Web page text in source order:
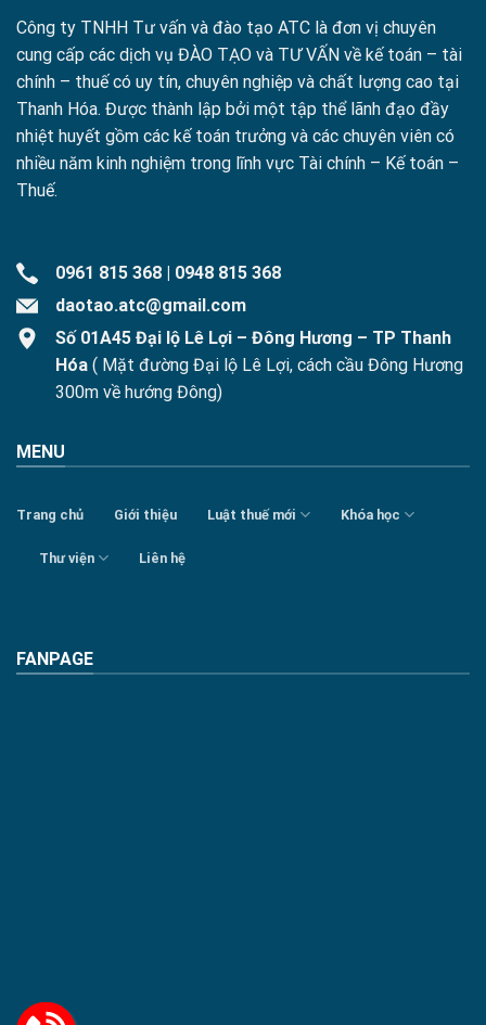
Công ty TNHH Tư vấn và đào tạo ATC là đơn vị chuyên
cung cấp các dịch vụ ĐÀO TẠO và TƯ VẤN về kế toán – tài
chính – thuế có uy tín, chuyên nghiệp và chất lượng cao tại
Thanh Hóa. Được thành lập bởi một tập thể lãnh đạo đầy
nhiệt huyết gồm các kế toán trưởng và các chuyên viên có
nhiều năm kinh nghiệm trong lĩnh vực Tài chính – Kế toán –
Thuế.
0961 815 368 | 0948 815 368
daotao.atc@gmail.com
Số 01A45 Đại lộ Lê Lợi – Đông Hương – TP Thanh
Hóa ( Mặt đường Đại lộ Lê Lợi, cách cầu Đông Hương
300m về hướng Đông)
MENU
Trang chủ Giới thiệu Luật thuế mới Khóa học
Thư viện Liên hệ
FANPAGE